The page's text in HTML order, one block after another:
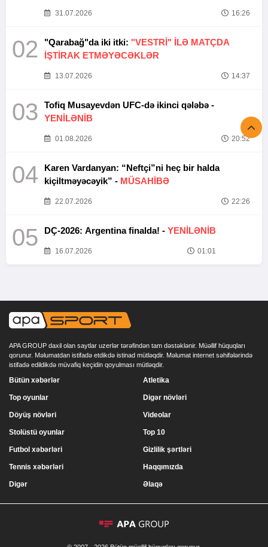
31.07.2026 16:26
02 "Qarabağ"da iki itki: "VESTRİ" İLƏ MATÇDA
İŞTİRAK ETMƏYƏCƏKLƏR
13.07.2026 14:37
03
Tofiq Musayevdən UFC-də ikinci qələbə -
YENİLƏNİB
01.08.2026 20:52
04
Karen Vardanyan: “Neftçi”ni heç bir halda
kiçiltməyəcəyik” - MÜSAHİBƏ
22.07.2026 22:26
05 DÇ-2026: Argentina finalda! - YENİLƏNİB
16.07.2026 01:01
APA GROUP daxil olan saytlar uzerlər tərəfindən tam dəstəklənir. Müəllif hüquqları
qorunur. Məlumatdan istifadə etdikdə istinad mütləqdir. Məlumat internet səhifələrində
istifadə edildikdə müvafiq keçidin qoyulması mütləqdir.
Bütün xəbərlər
Top oyunlar
Döyüş növləri
Stolüstü oyunlar
Atletika
Digər növləri
Videolar
Top 10
Futbol xəbərləri
Tennis xəbərləri
Digər
Gizlilik şərtləri
Haqqımızda
Əlaqə